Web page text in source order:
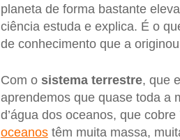
planeta de forma bastante
ciência estuda e explica. É o
de conhecimento que a
Com o sistema terrestre, que
aprendemos que quase toda a
d’água dos oceanos, que
oceanostêm muita massa,